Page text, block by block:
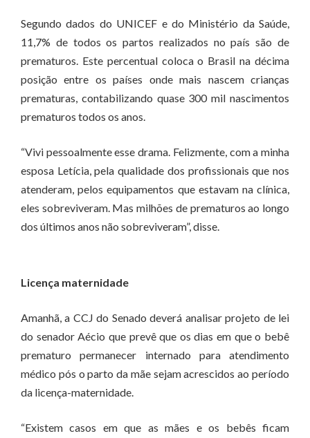
Segundo dados do UNICEF e do Ministério da Saúde,
11,7% de todos os partos realizados no país são de
prematuros. Este percentual coloca o Brasil na décima
posição entre os países onde mais nascem crianças
prematuras, contabilizando quase 300 mil nascimentos
prematuros todos os anos.
“Vivi pessoalmente esse drama. Felizmente, com a minha
esposa Letícia, pela qualidade dos profissionais que nos
atenderam, pelos equipamentos que estavam na clínica,
eles sobreviveram. Mas milhões de prematuros ao longo
dos últimos anos não sobreviveram”, disse.
Licença maternidade
Amanhã, a CCJ do Senado deverá analisar projeto de lei
do senador Aécio que prevê que os dias em que o bebê
prematuro permanecer internado para atendimento
médico pós o parto da mãe sejam acrescidos ao período
da licença-maternidade.
“Existem casos em que as mães e os bebês ficam